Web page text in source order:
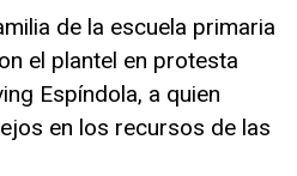
de la escuela primaria
el plantel en protesta
Espíndola, a quien
en los recursos de las